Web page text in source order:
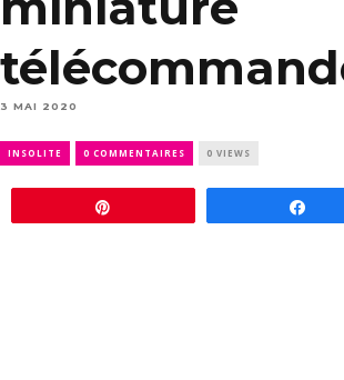
3 MAI 2020
INSOLITE 0 COMMENTAIRES 0 VIEWS